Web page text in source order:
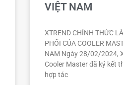
VIỆT NAM
XTREND CHÍNH THỨC
PHỐI CỦA COOLER
NAM Ngày 28/02/2024,
Cooler Master đã ký kết
hợp tác